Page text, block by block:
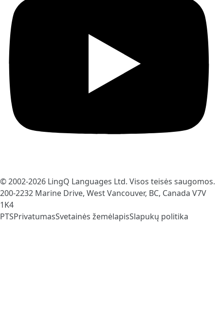
© 2002-2026 LingQ Languages Ltd. Visos teisės saugomos.
200-2232 Marine Drive, West Vancouver, BC, Canada V7V
1K4
PTSPrivatumasSvetainės žemėlapisSlapukų politika